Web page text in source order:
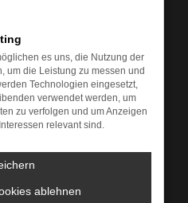
& Kontakt
Donnerstag:
18:00 Uhr
es uns, die Nutzung der
um die Leistung zu messen und
Technologien eingesetzt,
verwendet werden, um
zu verfolgen und um Anzeigen
relevant sind.
ablehnen